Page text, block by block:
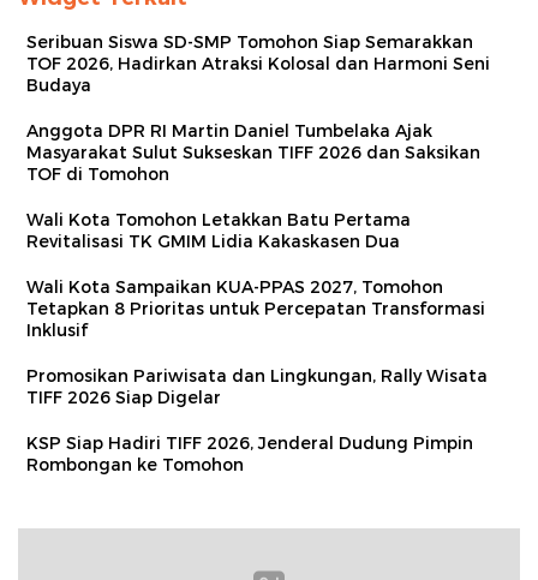
Seribuan Siswa SD-SMP Tomohon Siap Semarakkan
TOF 2026, Hadirkan Atraksi Kolosal dan Harmoni Seni
Budaya
Anggota DPR RI Martin Daniel Tumbelaka Ajak
Masyarakat Sulut Sukseskan TIFF 2026 dan Saksikan
TOF di Tomohon
Wali Kota Tomohon Letakkan Batu Pertama
Revitalisasi TK GMIM Lidia Kakaskasen Dua
Wali Kota Sampaikan KUA‑PPAS 2027, Tomohon
Tetapkan 8 Prioritas untuk Percepatan Transformasi
Inklusif
Promosikan Pariwisata dan Lingkungan, Rally Wisata
TIFF 2026 Siap Digelar
KSP Siap Hadiri TIFF 2026, Jenderal Dudung Pimpin
Rombongan ke Tomohon